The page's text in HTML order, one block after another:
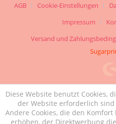
AGB Cookie-Einstellungen
Impressum
Versand und
Diese Website benutzt Cookies,
der Website erforderlich
Andere Cookies, die den
erhöhen, der Direktwerbung